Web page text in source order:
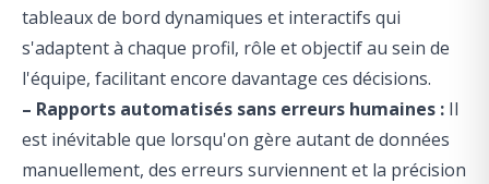
tableaux de bord dynamiques et interactifs qui
s'adaptent à chaque profil, rôle et objectif au sein de
l'équipe, facilitant encore davantage ces décisions.
– Rapports automatisés sans erreurs humaines : Il
est inévitable que lorsqu'on gère autant de données
manuellement, des erreurs surviennent et la précision